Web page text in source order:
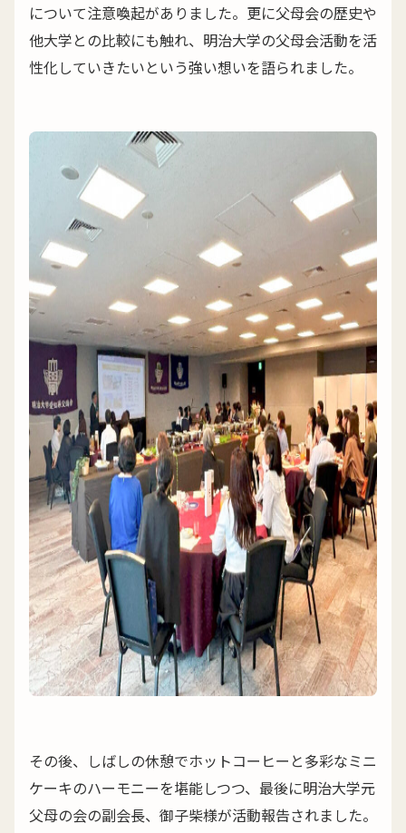
について注意喚起がありました。更に父母会の歴史や
他大学との比較にも触れ、明治大学の父母会活動を活
性化していきたいという強い想いを語られました。
その後、しばしの休憩でホットコーヒーと多彩なミニ
ケーキのハーモニーを堪能しつつ、最後に明治大学元
父母の会の副会長、御子柴様が活動報告されました。